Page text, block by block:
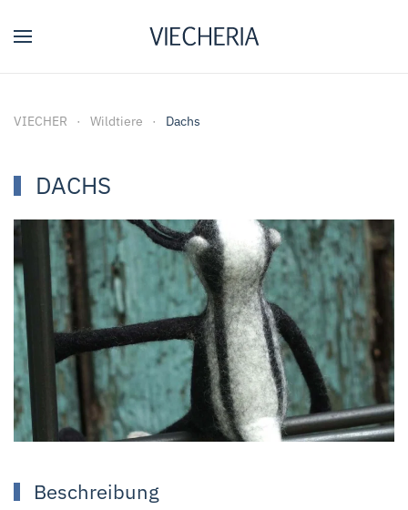
VIECHER Wildtiere Dachs
DACHS
Beschreibung